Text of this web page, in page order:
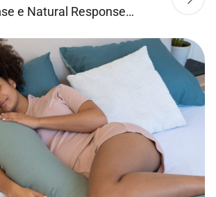
e Natural Response
ativamente, para que
engolir e respirar tal como
Os bebés conseguem
e respirar ao seu ritmo
no peito. O que faz com […]